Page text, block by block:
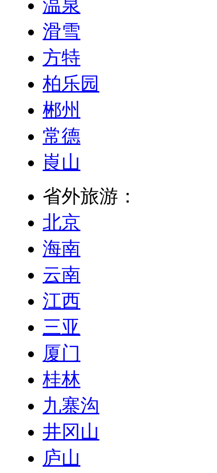
温泉
滑雪
方特
柏乐园
郴州
常德
崀山
省外旅游：
北京
海南
云南
江西
三亚
厦门
桂林
九寨沟
井冈山
庐山